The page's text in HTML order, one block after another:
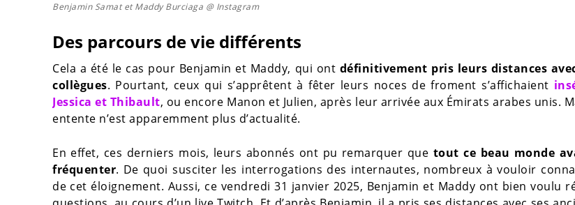
Benjamin Samat et Maddy Burciaga @ Instagram
Des parcours de vie différents
Cela a été le cas pour Benjamin et Maddy, qui ont définitivement pris leurs distances
collègues. Pourtant, ceux qui s’apprêtent à fêter leurs noces de froment s’affichaient
Jessica et Thibault, ou encore Manon et Julien, après leur arrivée aux Émirats arabes unis.
entente n’est apparemment plus d’actualité.
En effet, ces derniers mois, leurs abonnés ont pu remarquer que tout ce beau monde
fréquenter. De quoi susciter les interrogations des internautes, nombreux à vouloir
de cet éloignement. Aussi, ce vendredi 31 janvier 2025, Benjamin et Maddy ont bien voulu